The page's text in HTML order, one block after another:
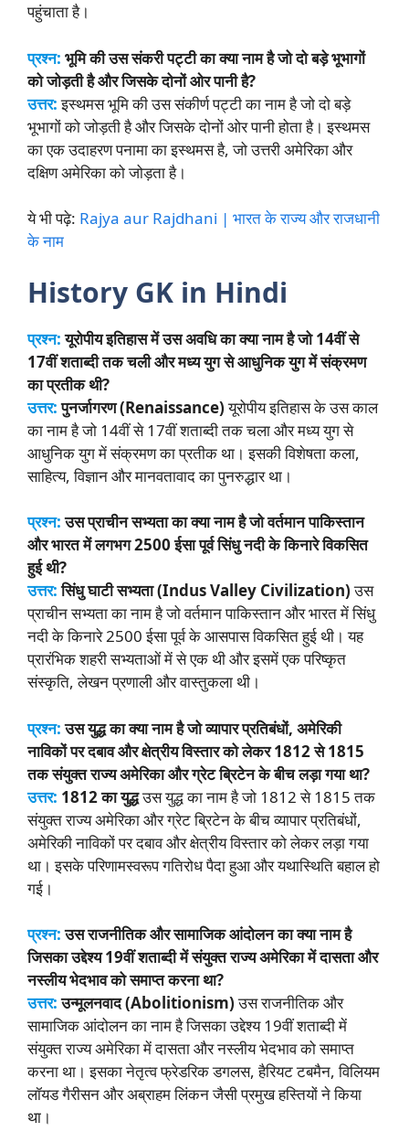
पहुंचाता है।
प्रश्न: भूमि की उस संकरी पट्टी का क्या नाम है जो दो बड़े भूभागों
को जोड़ती है और जिसके दोनों ओर पानी है?
उत्तर:इस्थमस भूमि की उस संकीर्ण पट्टी का नाम है जो दो बड़े
भूभागों को जोड़ती है और जिसके दोनों ओर पानी होता है। इस्थमस
का एक उदाहरण पनामा का इस्थमस है, जो उत्तरी अमेरिका और
दक्षिण अमेरिका को जोड़ता है।
ये भी पढ़े: Rajya aur Rajdhani | भारत के राज्य और राजधानी
के नाम
History GK in Hindi
प्रश्न:यूरोपीय इतिहास में उस अवधि का क्या नाम है जो 14वीं से
17वीं शताब्दी तक चली और मध्य युग से आधुनिक युग में संक्रमण
का प्रतीक थी?
उत्तर: पुनर्जागरण (Renaissance)यूरोपीय इतिहास के उस काल
का नाम है जो 14वीं से 17वीं शताब्दी तक चला और मध्य युग से
आधुनिक युग में संक्रमण का प्रतीक था। इसकी विशेषता कला,
साहित्य, विज्ञान और मानवतावाद का पुनरुद्धार था।
प्रश्न:उस प्राचीन सभ्यता का क्या नाम है जो वर्तमान पाकिस्तान
और भारत में लगभग 2500 ईसा पूर्व सिंधु नदी के किनारे विकसित
हुई थी?
उत्तर: सिंधु घाटी सभ्यता (Indus Valley Civilization)उस
प्राचीन सभ्यता का नाम है जो वर्तमान पाकिस्तान और भारत में सिंधु
नदी के किनारे 2500 ईसा पूर्व के आसपास विकसित हुई थी। यह
प्रारंभिक शहरी सभ्यताओं में से एक थी और इसमें एक परिष्कृत
संस्कृति, लेखन प्रणाली और वास्तुकला थी।
प्रश्न:उस युद्ध का क्या नाम है जो व्यापार प्रतिबंधों, अमेरिकी
नाविकों पर दबाव और क्षेत्रीय विस्तार को लेकर 1812 से 1815
तक संयुक्त राज्य अमेरिका और ग्रेट ब्रिटेन के बीच लड़ा गया था?
उत्तर: 1812 का युद्धउस युद्ध का नाम है जो 1812 से 1815 तक
संयुक्त राज्य अमेरिका और ग्रेट ब्रिटेन के बीच व्यापार प्रतिबंधों,
अमेरिकी नाविकों पर दबाव और क्षेत्रीय विस्तार को लेकर लड़ा गया
था। इसके परिणामस्वरूप गतिरोध पैदा हुआ और यथास्थिति बहाल हो
गई।
प्रश्न:उस राजनीतिक और सामाजिक आंदोलन का क्या नाम है
जिसका उद्देश्य 19वीं शताब्दी में संयुक्त राज्य अमेरिका में दासता और
नस्लीय भेदभाव को समाप्त करना था?
उत्तर: उन्मूलनवाद (Abolitionism)उस राजनीतिक और
सामाजिक आंदोलन का नाम है जिसका उद्देश्य 19वीं शताब्दी में
संयुक्त राज्य अमेरिका में दासता और नस्लीय भेदभाव को समाप्त
करना था। इसका नेतृत्व फ्रेडरिक डगलस, हैरियट टबमैन, विलियम
लॉयड गैरीसन और अब्राहम लिंकन जैसी प्रमुख हस्तियों ने किया
था।